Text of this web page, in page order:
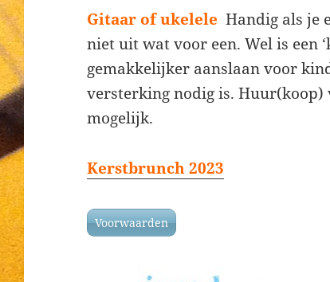
Gitaar of ukelele Handig als je
niet uit wat voor een. Wel is een
gemakkelijker aanslaan voor
versterking nodig is. Huur(koop)
mogelijk.
Kerstbrunch 2023
Voorwaarden